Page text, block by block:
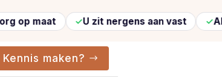
U zit nergens aan vast Altijd
Kennis maken?